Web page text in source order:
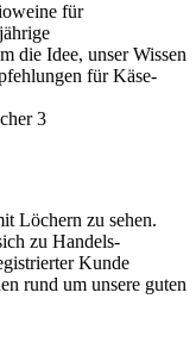
für
die Idee, unser Wissen
für Käse-
zu Handels-
Kunde
rund um unsere guten